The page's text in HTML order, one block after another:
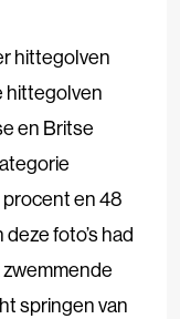
hittegolven
hittegolven
en Britse
procent en 48
foto’s had
springen van